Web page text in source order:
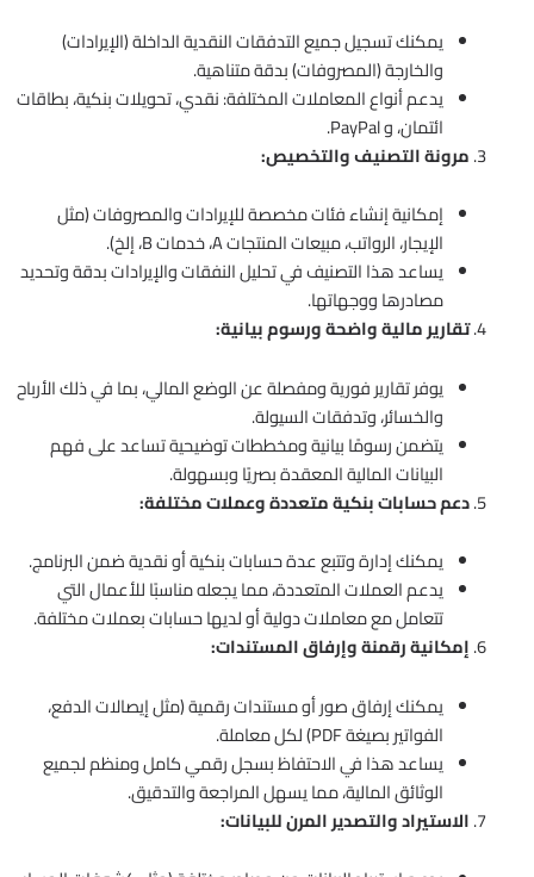
يمكنك تسجيل جميع التدفقات النقدية الداخلة (الإيرادات)
والخارجة (المصروفات) بدقة متناهية.
يدعم أنواع المعاملات المختلفة: نقدي، تحويلات بنكية، بطاقات
ائتمان، و PayPal.
مرونة التصنيف والتخصيص:
إمكانية إنشاء فئات مخصصة للإيرادات والمصروفات (مثل
الإيجار، الرواتب، مبيعات المنتجات A، خدمات B، إلخ).
يساعد هذا التصنيف في تحليل النفقات والإيرادات بدقة وتحديد
مصادرها ووجهاتها.
تقارير مالية واضحة ورسوم بيانية:
يوفر تقارير فورية ومفصلة عن الوضع المالي، بما في ذلك الأرباح
والخسائر، وتدفقات السيولة.
يتضمن رسومًا بيانية ومخططات توضيحية تساعد على فهم
البيانات المالية المعقدة بصريًا وبسهولة.
دعم حسابات بنكية متعددة وعملات مختلفة:
يمكنك إدارة وتتبع عدة حسابات بنكية أو نقدية ضمن البرنامج.
يدعم العملات المتعددة، مما يجعله مناسبًا للأعمال التي
تتعامل مع معاملات دولية أو لديها حسابات بعملات مختلفة.
إمكانية رقمنة وإرفاق المستندات:
يمكنك إرفاق صور أو مستندات رقمية (مثل إيصالات الدفع،
الفواتير بصيغة PDF) لكل معاملة.
يساعد هذا في الاحتفاظ بسجل رقمي كامل ومنظم لجميع
الوثائق المالية، مما يسهل المراجعة والتدقيق.
الاستيراد والتصدير المرن للبيانات: